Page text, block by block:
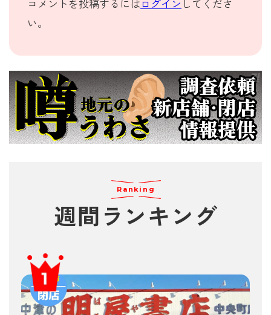
コメントを投稿するには ログイン してくださ
い。
Ranking
週間 ランキング